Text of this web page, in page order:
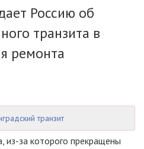
Россию об
транзита в
ремонта
транзит
из-за которого прекращены